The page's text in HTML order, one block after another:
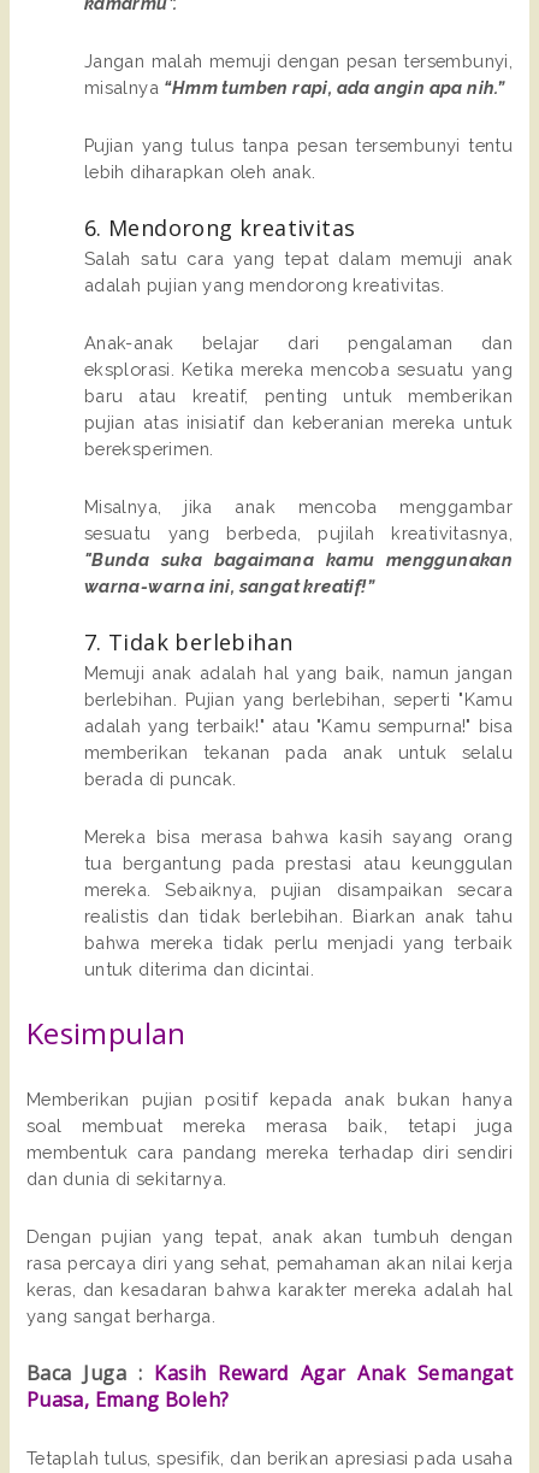
Jangan malah memuji dengan pesan tersembunyi,
misalnya “Hmm tumben rapi, ada angin apa nih.”
Pujian yang tulus tanpa pesan tersembunyi tentu
lebih diharapkan oleh anak.
6. Mendorong kreativitas
Salah satu cara yang tepat dalam memuji anak
adalah pujian yang mendorong kreativitas.
Anak-anak belajar dari pengalaman dan
eksplorasi. Ketika mereka mencoba sesuatu yang
baru atau kreatif, penting untuk memberikan
pujian atas inisiatif dan keberanian mereka untuk
bereksperimen.
Misalnya, jika anak mencoba menggambar
sesuatu yang berbeda, pujilah kreativitasnya,
"Bunda suka bagaimana kamu menggunakan
warna-warna ini, sangat kreatif!”
7. Tidak berlebihan
Memuji anak adalah hal yang baik, namun jangan
berlebihan. Pujian yang berlebihan, seperti "Kamu
adalah yang terbaik!" atau "Kamu sempurna!" bisa
memberikan tekanan pada anak untuk selalu
berada di puncak.
Mereka bisa merasa bahwa kasih sayang orang
tua bergantung pada prestasi atau keunggulan
mereka. Sebaiknya, pujian disampaikan secara
realistis dan tidak berlebihan. Biarkan anak tahu
bahwa mereka tidak perlu menjadi yang terbaik
untuk diterima dan dicintai.
Kesimpulan
Memberikan pujian positif kepada anak bukan hanya
soal membuat mereka merasa baik, tetapi juga
membentuk cara pandang mereka terhadap diri sendiri
dan dunia di sekitarnya.
Dengan pujian yang tepat, anak akan tumbuh dengan
rasa percaya diri yang sehat, pemahaman akan nilai kerja
keras, dan kesadaran bahwa karakter mereka adalah hal
yang sangat berharga.
Baca Juga : Kasih Reward Agar Anak Semangat
Puasa, Emang Boleh?
Tetaplah tulus, spesifik, dan berikan apresiasi pada usaha